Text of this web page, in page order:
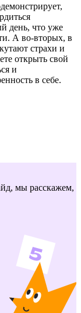
день, что уже
А во-вторых, в
страхи и
открыть свой
и
в себе.
мы расскажем,